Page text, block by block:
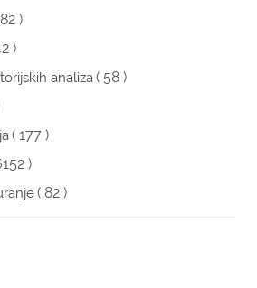
)
)
analiza( 58 )
( 177 )
)
( 82 )